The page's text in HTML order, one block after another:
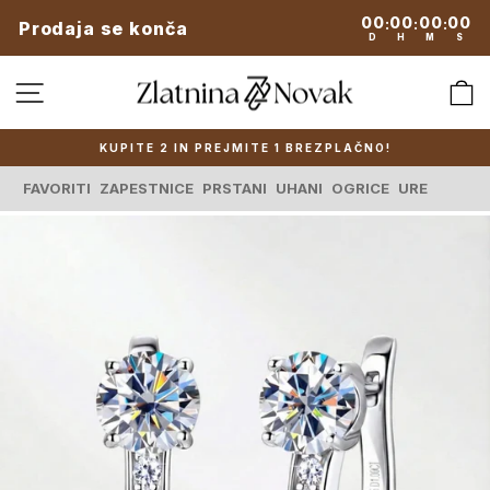
na
vsebino
Prodaja se konča 00
D
:00
H
:00
M
:00
S
SPLETNA NAVIGACIJA
Zaustavi
KUPITE 2 IN PREJMITE 1 BREZPLAČNO!
FAVORITI ZAPESTNICE PRSTANI UHANI OGRICE URE